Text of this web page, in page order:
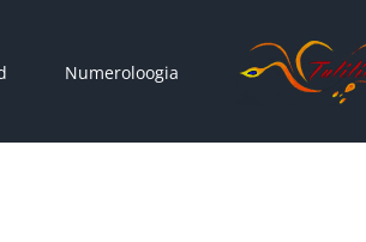
Numeroloogia